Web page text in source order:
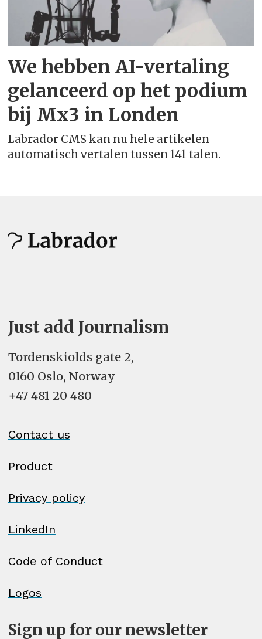
Engels (Australië)
Engels (Canada)
Engels (India)
Engels (Nieuw-Zeeland)
Engels (Zuid-Afrika)
Esperanto - esperanto
Filipijns
Fins - suomi
Frans (Canada) - français (Canada)
(Suisse)
Galicisch - galego
Georgisch - ქართული
Duits (Oostenrijk) - Deutsch
(Deutschland)
We hebben AI-vertaling
gelanceerd op het podium
bij Mx3 in Londen
Labrador CMS kan nu hele artikelen
automatisch vertalen tussen 141 talen.
Just add Journalism
Tordenskiolds gate 2,
0160 Oslo, Norway
+47 481 20 480
Contact us
Product
Privacy policy
LinkedIn
Code of Conduct
Logos
Sign up for our newsletter